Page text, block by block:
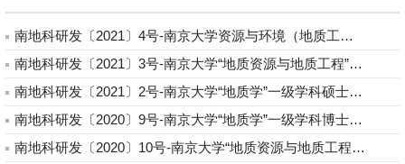
南地科研发〔2021〕4号-南京大学资源与环境（地质工程）085703 硕士研究生培养方案
南地科研发〔2021〕3号-南京大学“地质资源与地质工程”一级学科硕士研究生培养方案
南地科研发〔2021〕2号-南京大学“地质学”一级学科硕士研究生培养方案
南地科研发〔2020〕9号-南京大学“地质学”一级学科博士研究生培养方案
南地科研发〔2020〕10号-南京大学“地质资源与地质工程”一级学科博士研究生培养方案